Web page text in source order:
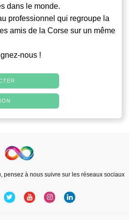
dans le monde.
professionnel qui regroupe la
amis de la Corse sur un même
nous !
pensez à nous suivre sur les réseaux sociaux